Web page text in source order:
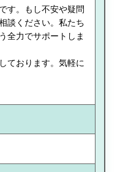
す。もし不安や疑問
談ください。私たち
全力でサポートしま
ております。気軽に